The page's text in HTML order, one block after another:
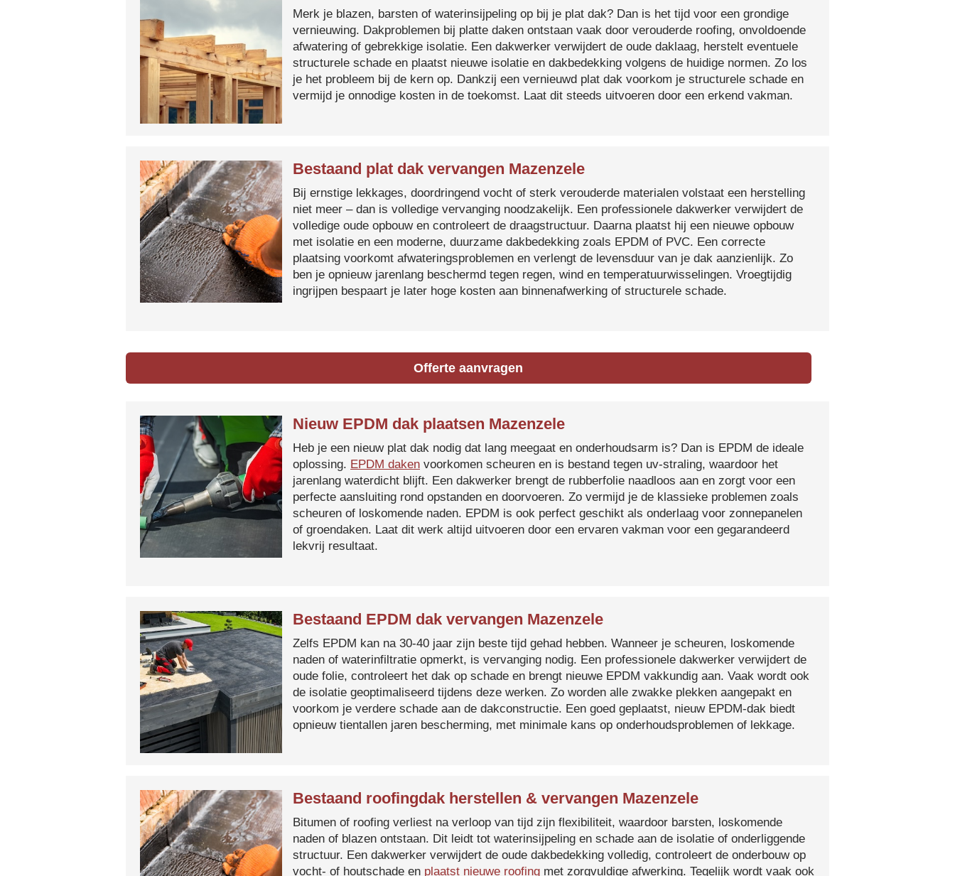
Merk je blazen, barsten of waterinsijpeling op bij je plat dak? Dan is het tijd voor een grondige
vernieuwing. Dakproblemen bij platte daken ontstaan vaak door verouderde roofing, onvoldoende
afwatering of gebrekkige isolatie. Een dakwerker verwijdert de oude daklaag, herstelt eventuele
structurele schade en plaatst nieuwe isolatie en dakbedekking volgens de huidige normen. Zo los
je het probleem bij de kern op. Dankzij een vernieuwd plat dak voorkom je structurele schade en
vermijd je onnodige kosten in de toekomst. Laat dit steeds uitvoeren door een erkend vakman.
Bestaand plat dak vervangen Mazenzele
Bij ernstige lekkages, doordringend vocht of sterk verouderde materialen volstaat een herstelling
niet meer – dan is volledige vervanging noodzakelijk. Een professionele dakwerker verwijdert de
volledige oude opbouw en controleert de draagstructuur. Daarna plaatst hij een nieuwe opbouw
met isolatie en een moderne, duurzame dakbedekking zoals EPDM of PVC. Een correcte
plaatsing voorkomt afwateringsproblemen en verlengt de levensduur van je dak aanzienlijk. Zo
ben je opnieuw jarenlang beschermd tegen regen, wind en temperatuurwisselingen. Vroegtijdig
ingrijpen bespaart je later hoge kosten aan binnenafwerking of structurele schade.
Offerte aanvragen
Nieuw EPDM dak plaatsen Mazenzele
Heb je een nieuw plat dak nodig dat lang meegaat en onderhoudsarm is? Dan is EPDM de ideale
oplossing. EPDM daken voorkomen scheuren en is bestand tegen uv-straling, waardoor het
jarenlang waterdicht blijft. Een dakwerker brengt de rubberfolie naadloos aan en zorgt voor een
perfecte aansluiting rond opstanden en doorvoeren. Zo vermijd je de klassieke problemen zoals
scheuren of loskomende naden. EPDM is ook perfect geschikt als onderlaag voor zonnepanelen
of groendaken. Laat dit werk altijd uitvoeren door een ervaren vakman voor een gegarandeerd
lekvrij resultaat.
Bestaand EPDM dak vervangen Mazenzele
Zelfs EPDM kan na 30-40 jaar zijn beste tijd gehad hebben. Wanneer je scheuren, loskomende
naden of waterinfiltratie opmerkt, is vervanging nodig. Een professionele dakwerker verwijdert de
oude folie, controleert het dak op schade en brengt nieuwe EPDM vakkundig aan. Vaak wordt ook
de isolatie geoptimaliseerd tijdens deze werken. Zo worden alle zwakke plekken aangepakt en
voorkom je verdere schade aan de dakconstructie. Een goed geplaatst, nieuw EPDM-dak biedt
opnieuw tientallen jaren bescherming, met minimale kans op onderhoudsproblemen of lekkage.
Bestaand roofingdak herstellen & vervangen Mazenzele
Bitumen of roofing verliest na verloop van tijd zijn flexibiliteit, waardoor barsten, loskomende
naden of blazen ontstaan. Dit leidt tot waterinsijpeling en schade aan de isolatie of onderliggende
structuur. Een dakwerker verwijdert de oude dakbedekking volledig, controleert de onderbouw op
vocht- of houtschade en plaatst nieuwe roofing met zorgvuldige afwerking. Tegelijk wordt vaak ook